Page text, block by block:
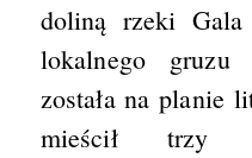
doliną rzeki Gala
lokalnego gruzu
została na planie
mieścił trzy